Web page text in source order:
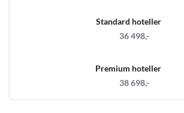
Standard hoteller
36 498,-
Premium hoteller
38 698,-